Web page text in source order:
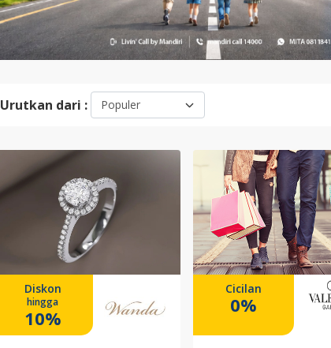
Urutkan dari :
Diskon
hingga
10%
Cicilan
0%